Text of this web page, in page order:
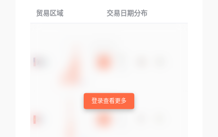
贸易区域 交易日期分布
登录查看更多